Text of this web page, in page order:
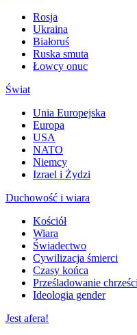
Rosja
Ukraina
Białoruś
Ruska smuta
Łowcy onuc
Świat
Unia Europejska
Europa
USA
NATO
Niemcy
Izrael i Żydzi
Duchowość i wiara
Kościół
Wiara
Świadectwo
Cywilizacja śmierci
Czasy końca
Prześladowanie
Ideologia gender
Jest afera!